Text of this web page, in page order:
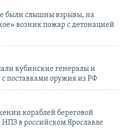
были слышны взрывы, на
возник пожар с детонацией
кубинские генералы и
поставками оружия из РФ
кораблей береговой
в российском Ярославле